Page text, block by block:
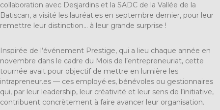
collaboration avec Desjardins et la SADC de la Vallée de la
Batiscan, a visité les lauréat.es en septembre dernier, pour leur
remettre leur distinction… à leur grande surprise !
Inspirée de l’événement Prestige, qui a lieu chaque année en
novembre dans le cadre du Mois de l’entrepreneuriat, cette
tournée avait pour objectif de mettre en lumière les
intrapreneur.es — ces employé·es, bénévoles ou gestionnaires
qui, par leur leadership, leur créativité et leur sens de l’initiative,
contribuent concrètement à faire avancer leur organisation.